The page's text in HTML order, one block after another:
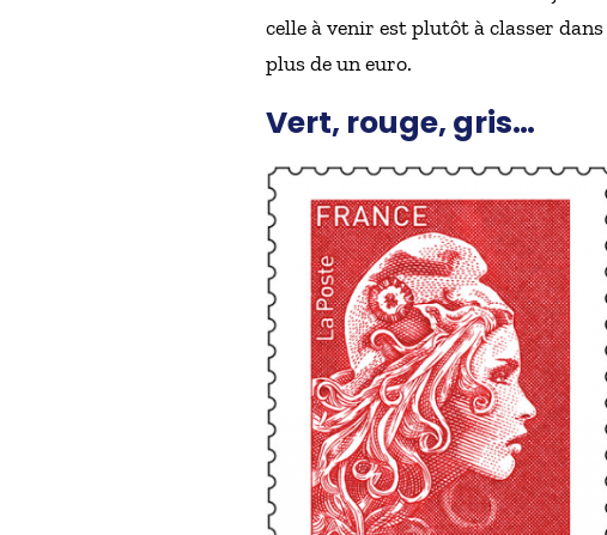
celle à venir est plutôt à classer
plus de un euro.
Vert, rouge, gris…